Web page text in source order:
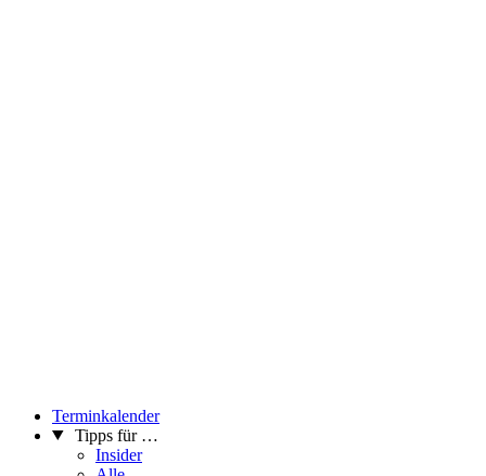
Terminkalender
Tipps für …
Insider